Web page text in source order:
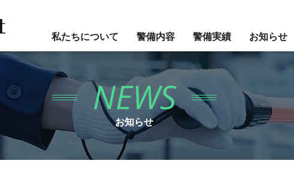
私たちについて 警備内容 警備実績 お知らせ
NEWS
お知らせ